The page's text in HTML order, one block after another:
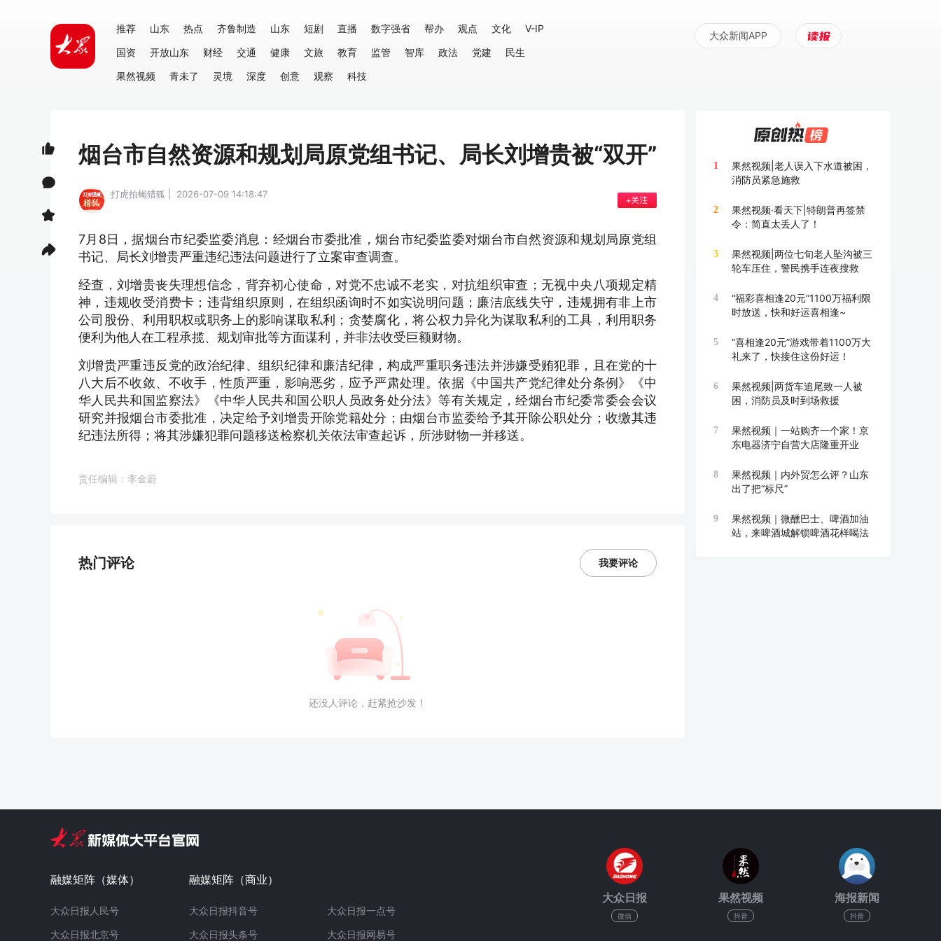
推荐 山东 热点 齐鲁制造 山东 短剧 直播 数字强省 帮办 观点 文化
V-IP
国资
开放山东 财经 交通 健康 文旅 教育 监管 智库 政法 党建
民生
果然视频
青未了 灵境 深度 创意 观察 科技
大众新闻APP
烟台市自然资源和规划局原党组书记、局长刘增贵被“双开”
打虎拍蝇猎狐 | 2026-07-09 14:18:47
7月8日，据烟台市纪委监委消息：经烟台市委批准，烟台市纪委监委对烟台市自然资源和规划局原党组
书记、局长刘增贵严重违纪违法问题进行了立案审查调查。
经查，刘增贵丧失理想信念，背弃初心使命，对党不忠诚不老实，对抗组织审查；无视中央八项规定精
神，违规收受消费卡；违背组织原则，在组织函询时不如实说明问题；廉洁底线失守，违规拥有非上市
公司股份、利用职权或职务上的影响谋取私利；贪婪腐化，将公权力异化为谋取私利的工具，利用职务
便利为他人在工程承揽、规划审批等方面谋利，并非法收受巨额财物。
刘增贵严重违反党的政治纪律、组织纪律和廉洁纪律，构成严重职务违法并涉嫌受贿犯罪，且在党的十
八大后不收敛、不收手，性质严重，影响恶劣，应予严肃处理。依据《中国共产党纪律处分条例》《中
华人民共和国监察法》《中华人民共和国公职人员政务处分法》等有关规定，经烟台市纪委常委会会议
研究并报烟台市委批准，决定给予刘增贵开除党籍处分；由烟台市监委给予其开除公职处分；收缴其违
纪违法所得；将其涉嫌犯罪问题移送检察机关依法审查起诉，所涉财物一并移送。
责任编辑：李金蔚
热门评论 我要评论
还没人评论，赶紧抢沙发！
1
果然视频|老人误入下水道被困，
消防员紧急施救
2
果然视频·看天下|特朗普再签禁
令：简直太丢人了！
3
果然视频|两位七旬老人坠沟被三
轮车压住，警民携手连夜搜救
4
“福彩喜相逢20元”1100万福利限
时放送，快和好运喜相逢~
5
“喜相逢20元”游戏带着1100万大
礼来了，快接住这份好运！
6
果然视频|两货车追尾致一人被
困，消防员及时到场救援
7
果然视频｜一站购齐一个家！京
东电器济宁自营大店隆重开业
8
果然视频｜内外贸怎么评？山东
出了把“标尺”
9
果然视频｜微醺巴士、啤酒加油
站，来啤酒城解锁啤酒花样喝法
融媒矩阵（媒体）
大众日报人民号
大众日报北京号
融媒矩阵（商业）
大众日报抖音号
大众日报头条号
大众日报一点号
大众日报网易号
大众日报
微信
果然视频
抖音
海报新闻
抖音